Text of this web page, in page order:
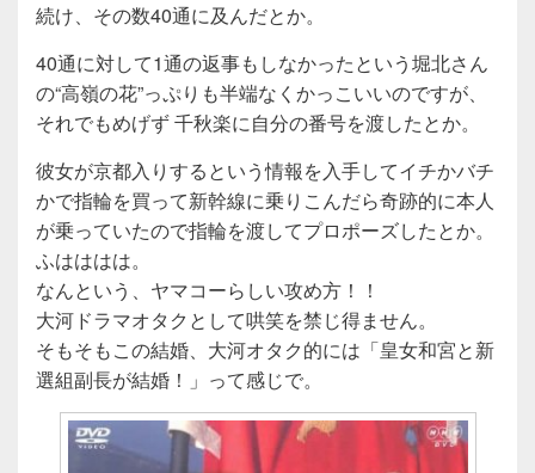
続け、その数40通に及んだとか。
40通に対して1通の返事もしなかったという堀北さん
の“高嶺の花”っぷりも半端なくかっこいいのですが、
それでもめげず 千秋楽に自分の番号を渡したとか。
彼女が京都入りするという情報を入手してイチかバチ
かで指輪を買って新幹線に乗りこんだら奇跡的に本人
が乗っていたので指輪を渡してプロポーズしたとか。
ふはははは。
なんという、ヤマコーらしい攻め方！！
大河ドラマオタクとして哄笑を禁じ得ません。
そもそもこの結婚、大河オタク的には「皇女和宮と新
選組副長が結婚！」って感じで。